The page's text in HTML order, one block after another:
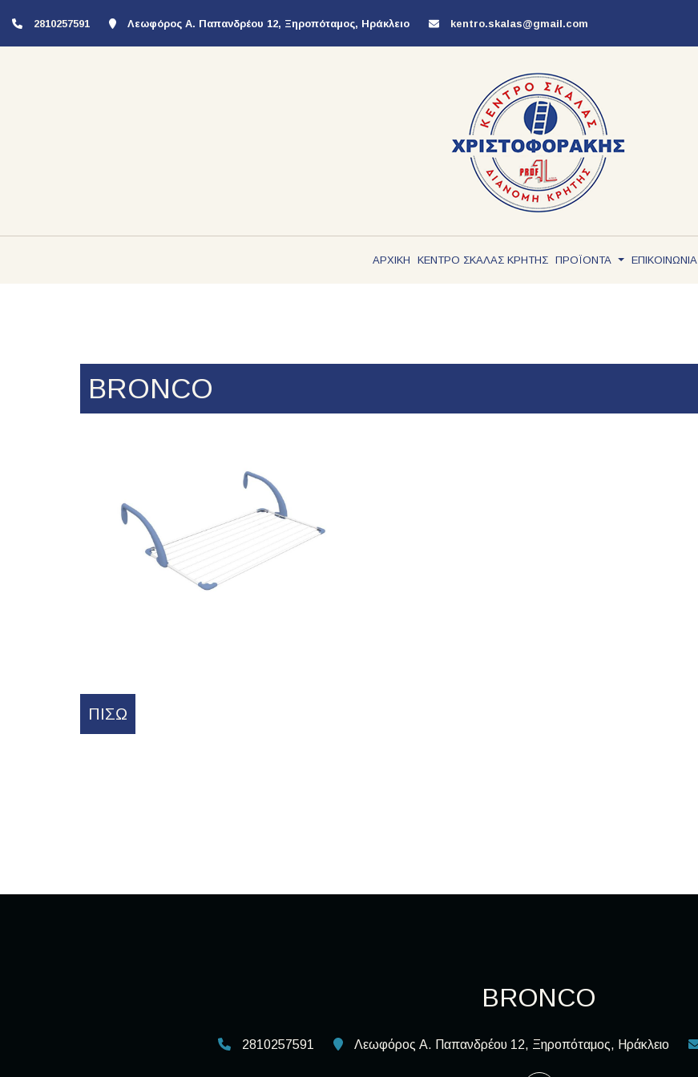
2810257591 Λεωφόρος Α. Παπανδρέου 12, Ξηροπόταμος, Ηράκλειο kentro.skalas@gmail.com
ΑΡΧΙΚΗ ΚΕΝΤΡΟ ΣΚΑΛΑΣ ΚΡΗΤΗΣ ΠΡΟΪΟΝΤΑ ΕΠΙΚΟΙΝΩΝΙΑ
BRONCO
ΠΊΣΩ
BRONCO
2810257591 Λεωφόρος Α. Παπανδρέου 12, Ξηροπόταμος, Ηράκλειο